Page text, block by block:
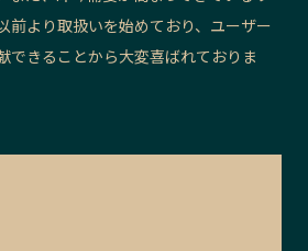
前より取扱いを始めており、ユーザー
できることから大変喜ばれておりま